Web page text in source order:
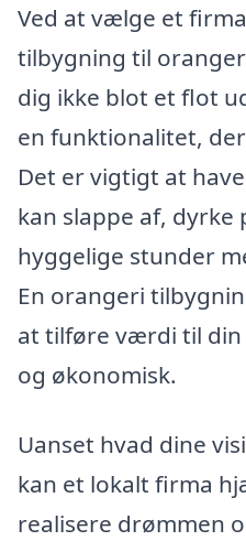
Ved at vælge et
tilbygning til
dig ikke blot et flot
en funktionalitet,
Det er vigtigt at
kan slappe af,
hyggelige stunder
En orangeri
at tilføre værdi til
og økonomisk.
Uanset hvad dine
kan et lokalt firma
realisere drømmen